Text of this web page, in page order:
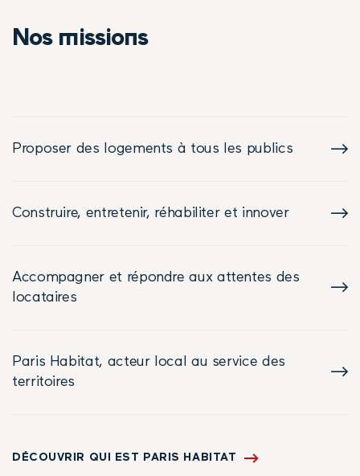
Nos missions
Proposer des logements à tous les publics
Construire, entretenir, réhabiliter et innover
Accompagner et répondre aux attentes des
locataires
Paris Habitat, acteur local au service des
territoires
DÉCOUVRIR QUI EST PARIS HABITAT